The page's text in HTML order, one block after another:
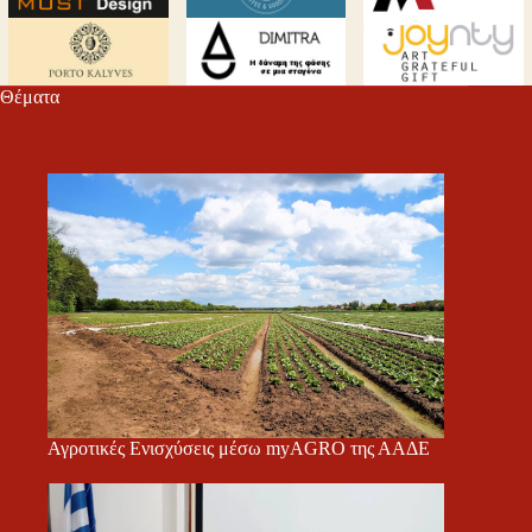
m
εί
τε
Θέματα
Αγροτικές Ενισχύσεις μέσω myAGRO της ΑΑΔΕ